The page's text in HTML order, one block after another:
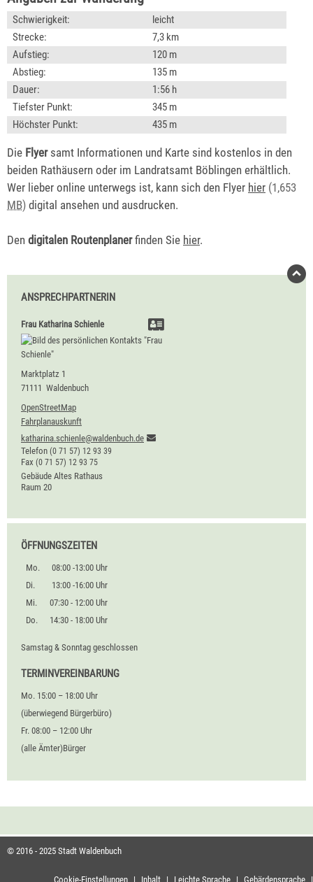
Schwierigkeit:
leicht
Strecke:
7,3 km
Aufstieg:
120 m
Abstieg:
135 m
Dauer:
1:56 h
Tiefster Punkt:
345 m
Höchster Punkt:
435 m
Die Flyersamt Informationen und Karte sind kostenlos in den
beiden Rathäusern oder im Landratsamt Böblingen erhältlich.
Wer lieber online unterwegs ist, kann sich den Flyer hier (1,653
MB) digital ansehen und ausdrucken.
Den digitalen Routenplanerfinden Sie hier.
ANSPRECHPARTNERIN
Frau Katharina Schienle
Marktplatz 1
71111 Waldenbuch
OpenStreetMap
Fahrplanauskunft
katharina.schienle@waldenbuch.de
Telefon (0 71 57) 12 93 39
Fax (0 71 57) 12 93 75
Gebäude Altes Rathaus
Raum 20
ÖFFNUNGSZEITEN
Mo.
08:00 -13:00 Uhr
Di.
13:00 -16:00 Uhr
Mi.
07:30 - 12:00 Uhr
Do.
14:30 - 18:00 Uhr
Samstag & Sonntag geschlossen
TERMINVEREINBARUNG
Mo. 15:00 – 18:00 Uhr
(überwiegend Bürgerbüro)
Fr. 08:00 – 12:00 Uhr
(alle Ämter)Bürger
© 2016 - 2025 Stadt Waldenbuch
Cookie-Einstellungen | Inhalt | Leichte Sprache | Gebärdensprache |